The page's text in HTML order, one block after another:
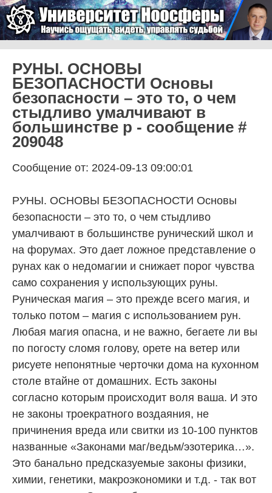
Университет Ноосферы
РУНЫ. ОСНОВЫ
БЕЗОПАСНОСТИ Основы
безопасности – это то, о чем
стыдливо умалчивают в
большинстве р - сообщение #
209048
Сообщение от: 2024-09-13 09:00:01
РУНЫ. ОСНОВЫ БЕЗОПАСНОСТИ Основы
безопасности – это то, о чем стыдливо
умалчивают в большинстве рунический школ и
на форумах. Это дает ложное представление о
рунах как о недомагии и снижает порог чувства
само сохранения у использующих руны.
Руническая магия – это прежде всего магия, и
только потом – магия с использованием рун.
Любая магия опасна, и не важно, бегаете ли вы
по погосту сломя голову, орете на ветер или
рисуете непонятные черточки дома на кухонном
столе втайне от домашних. Есть законы
согласно которым происходит воля ваша. И это
не законы троекратного воздаяния, не
причинения вреда или свитки из 10-100 пунктов
названные «Законами маг/ведьм/эзотерика…».
Это банально предсказуемые законы физики,
химии, генетики, макроэкономики и т.д. - так вот